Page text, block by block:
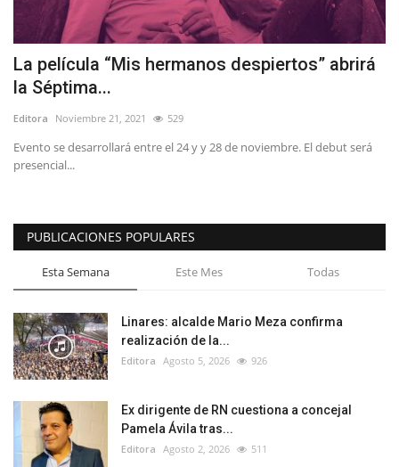
La película “Mis hermanos despiertos” abrirá
la Séptima...
Editora Noviembre 21, 2021 529
Evento se desarrollará entre el 24 y y 28 de noviembre. El debut será
presencial...
PUBLICACIONES POPULARES
Esta Semana Este Mes Todas
Linares: alcalde Mario Meza confirma
realización de la...
Editora Agosto 5, 2026 926
Ex dirigente de RN cuestiona a concejal
Pamela Ávila tras...
Editora Agosto 2, 2026 511